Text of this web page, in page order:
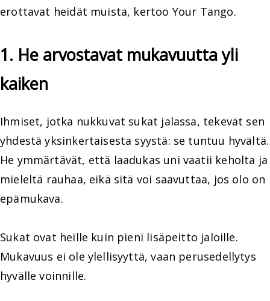
erottavat heidät muista, kertoo Your Tango.
1. He arvostavat mukavuutta yli
kaiken
Ihmiset, jotka nukkuvat sukat jalassa, tekevät sen
yhdestä yksinkertaisesta syystä: se tuntuu hyvältä.
He ymmärtävät, että laadukas uni vaatii keholta ja
mieleltä rauhaa, eikä sitä voi saavuttaa, jos olo on
epämukava.
Sukat ovat heille kuin pieni lisäpeitto jaloille.
Mukavuus ei ole ylellisyyttä, vaan perusedellytys
hyvälle voinnille.